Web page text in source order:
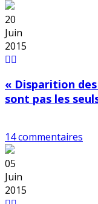
20
Juin
2015
« Disparition
sont pas les
14 commentaires
05
Juin
2015